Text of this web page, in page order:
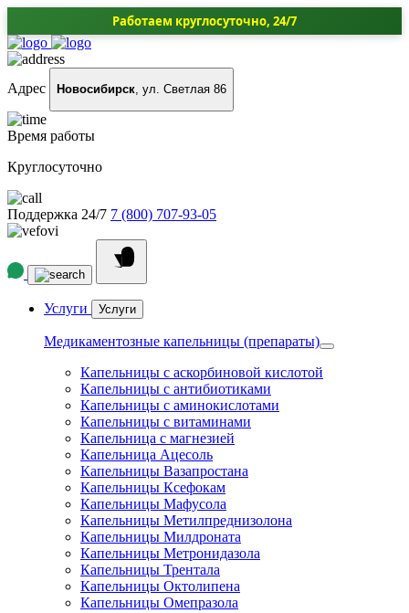
Работаем круглосуточно, 24/7
Адрес Новосибирск, ул. Светлая 86
Время работы
Круглосуточно
Поддержка 24/7 7 (800) 707-93-05
Услуги Услуги
Медикаментозные капельницы (препараты)
Капельницы с аскорбиновой кислотой
Капельницы с антибиотиками
Капельницы с аминокислотами
Капельницы с витаминами
Капельница с магнезией
Капельница Ацесоль
Капельницы Вазапростана
Капельницы Ксефокам
Капельницы Мафусола
Капельницы Метилпреднизолона
Капельницы Милдроната
Капельницы Метронидазола
Капельницы Трентала
Капельницы Октолипена
Капельницы Омепразола